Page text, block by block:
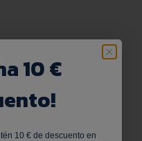
10 €
10 € de descuento en